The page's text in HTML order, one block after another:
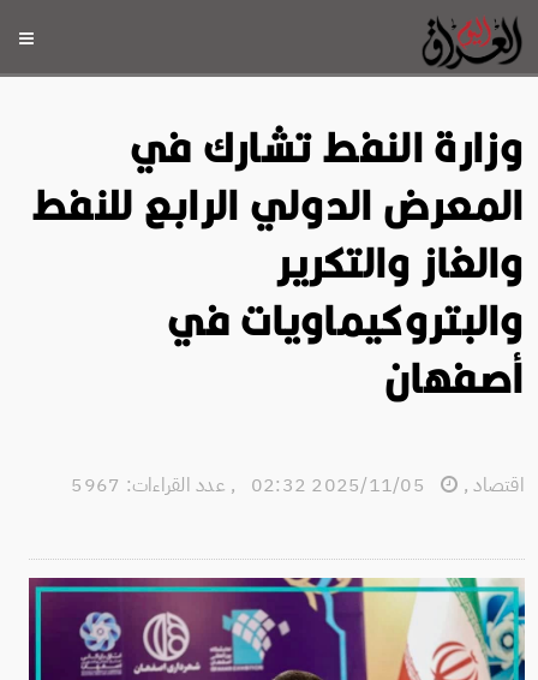
وزارة النفط تشارك في
المعرض الدولي الرابع للنفط
والغاز والتكرير
والبتروكيماويات في
أصفهان
اقتصاد,
, عدد القراءات: 5967